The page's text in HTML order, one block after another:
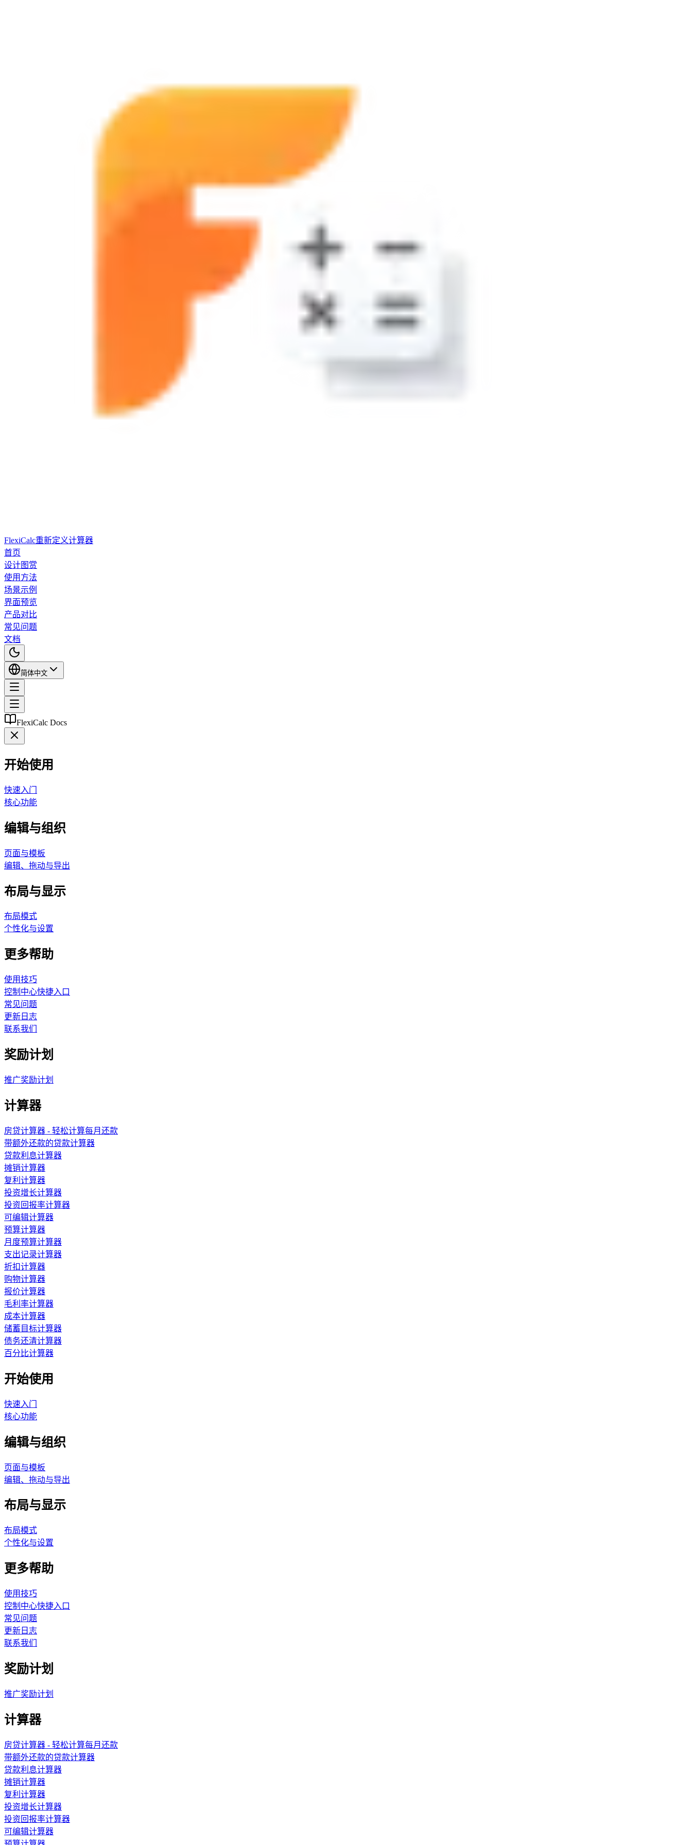
FlexiCalc重新定义计算器
首页
设计图赏
使用方法
场景示例
界面预览
产品对比
常见问题
文档
简体中文
FlexiCalc Docs
开始使用
快速入门
核心功能
编辑与组织
页面与模板
编辑、拖动与导出
布局与显示
布局模式
个性化与设置
更多帮助
使用技巧
控制中心快捷入口
常见问题
更新日志
联系我们
奖励计划
推广奖励计划
计算器
房贷计算器 - 轻松计算每月还款
带额外还款的贷款计算器
贷款利息计算器
摊销计算器
复利计算器
投资增长计算器
投资回报率计算器
可编辑计算器
预算计算器
月度预算计算器
支出记录计算器
折扣计算器
购物计算器
报价计算器
毛利率计算器
成本计算器
储蓄目标计算器
债务还清计算器
百分比计算器
开始使用
快速入门
核心功能
编辑与组织
页面与模板
编辑、拖动与导出
布局与显示
布局模式
个性化与设置
更多帮助
使用技巧
控制中心快捷入口
常见问题
更新日志
联系我们
奖励计划
推广奖励计划
计算器
房贷计算器 - 轻松计算每月还款
带额外还款的贷款计算器
贷款利息计算器
摊销计算器
复利计算器
投资增长计算器
投资回报率计算器
可编辑计算器